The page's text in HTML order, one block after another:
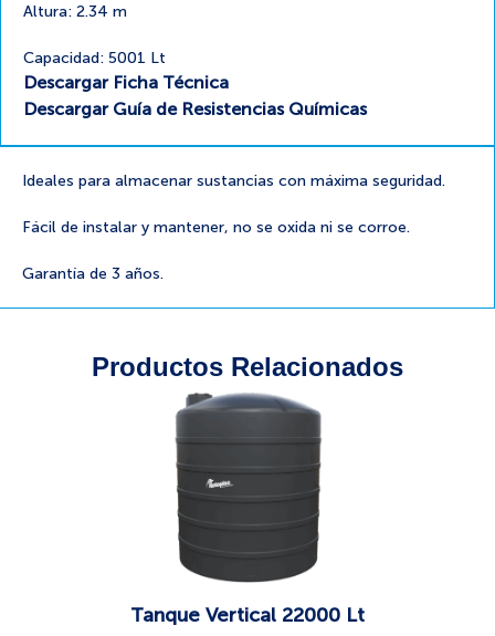
Altura: 2.34 m
Capacidad: 5001 Lt
Descargar Ficha Técnica
Descargar Guía de Resistencias Químicas
Ideales para almacenar sustancias con máxima seguridad.
Fácil de instalar y mantener, no se oxida ni se corroe.
Garantía de 3 años.
Productos Relacionados
Tanque Vertical 22000 Lt